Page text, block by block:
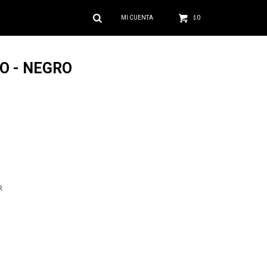
$ 0
- NEGRO